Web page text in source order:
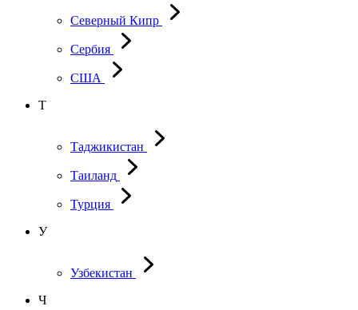
Северный Кипр
Сербия
США
Т
Таджикистан
Таиланд
Турция
У
Узбекистан
Ч